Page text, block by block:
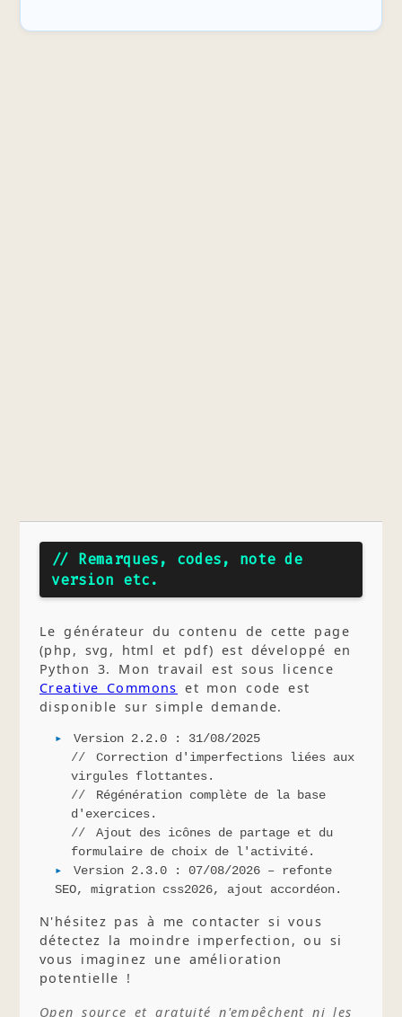
// Remarques, codes, note de
version etc.
Le générateur du contenu de cette page
(php, svg, html et pdf) est développé en
Python 3. Mon travail est sous licence
Creative Commons et mon code est
disponible sur simple demande.
Version 2.2.0 : 31/08/2025
Correction d'imperfections liées aux
virgules flottantes.
Régénération complète de la base
d'exercices.
Ajout des icônes de partage et du
formulaire de choix de l'activité.
Version 2.3.0 : 07/08/2026 – refonte
SEO, migration css2026, ajout accordéon.
N'hésitez pas à me contacter si vous
détectez la moindre imperfection, ou si
vous imaginez une amélioration
potentielle !
Open source et gratuité n'empêchent ni les